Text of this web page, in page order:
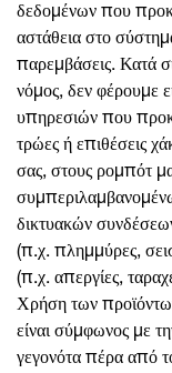
δεδομένων που
αστάθεια στο
παρεμβάσεις. Κατά
νόμος, δεν φέρουμε
υπηρεσιών που
τρώες ή επιθέσεις
σας, στους ρομπότ
δικτυακών
(π.χ. πλημμύρες,
(π.χ. απεργίες,
Χρήση των
είναι σύμφωνος με
γεγονότα πέρα από